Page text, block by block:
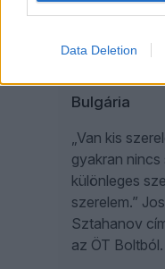
Data Deletion
Amerikai
Bulgária
„Van kis
gyakran
különleges
szerelem.”
Sztahanov
az ÖT Boltból.